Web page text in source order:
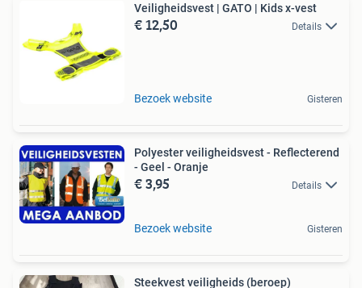
Veiligheidsvest | GATO | Kids x-vest
€ 12,50 Details
Bezoek website Gisteren
Polyester veiligheidsvest - Reflecterend
- Geel - Oranje
€ 3,95 Details
Bezoek website Gisteren
Steekvest veiligheids (beroep)